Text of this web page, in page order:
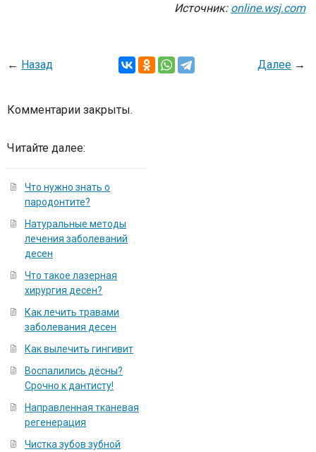
Источник: online.wsj.com
← Назад Далее →
Комментарии закрыты.
Читайте далее:
Что нужно знать о
пародонтите?
Натуральные методы
лечения заболеваний
десен
Что такое лазерная
хирургия десен?
Как лечить травами
заболевания десен
Как вылечить гингивит
Воспалились дёсны?
Срочно к дантисту!
Направленная тканевая
регенерация
Чистка зубов зубной